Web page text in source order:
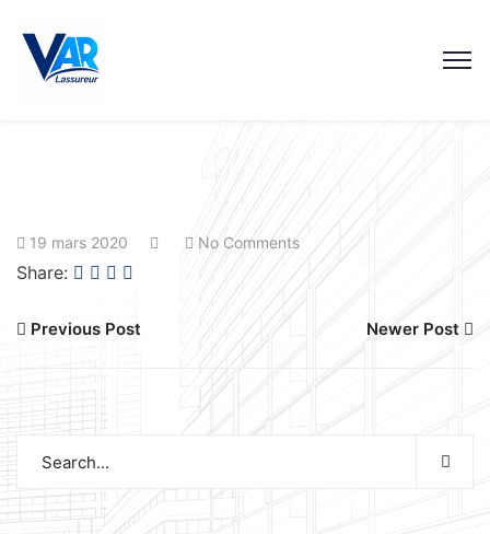
19 mars 2020 No Comments
Share:
Previous Post Newer Post